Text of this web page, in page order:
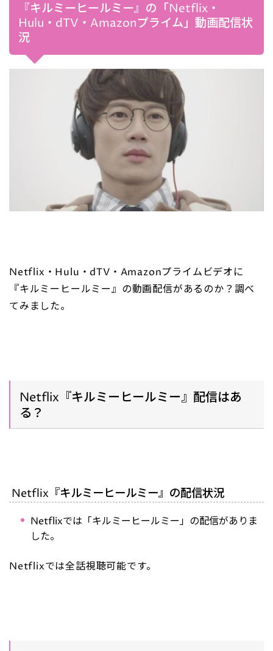
『キルミーヒールミー』の「Netflix・
Hulu・dTV・Amazonプライム」動画配信状
況
Netflix・Hulu・dTV・Amazonプライムビデオに
『キルミーヒールミー』の動画配信があるのか？調べ
てみました。
Netflix『キルミーヒールミー』配信はあ
る？
Netflix『キルミーヒールミー』の配信状況
Netflixでは「キルミーヒールミー」の配信がありま
した。
Netflixでは全話視聴可能です。